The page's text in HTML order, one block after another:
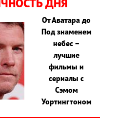
ДНЯ
От Аватара до
Под знаменем
небес –
лучшие
фильмы и
сериалы с
Сэмом
Уортингтоном